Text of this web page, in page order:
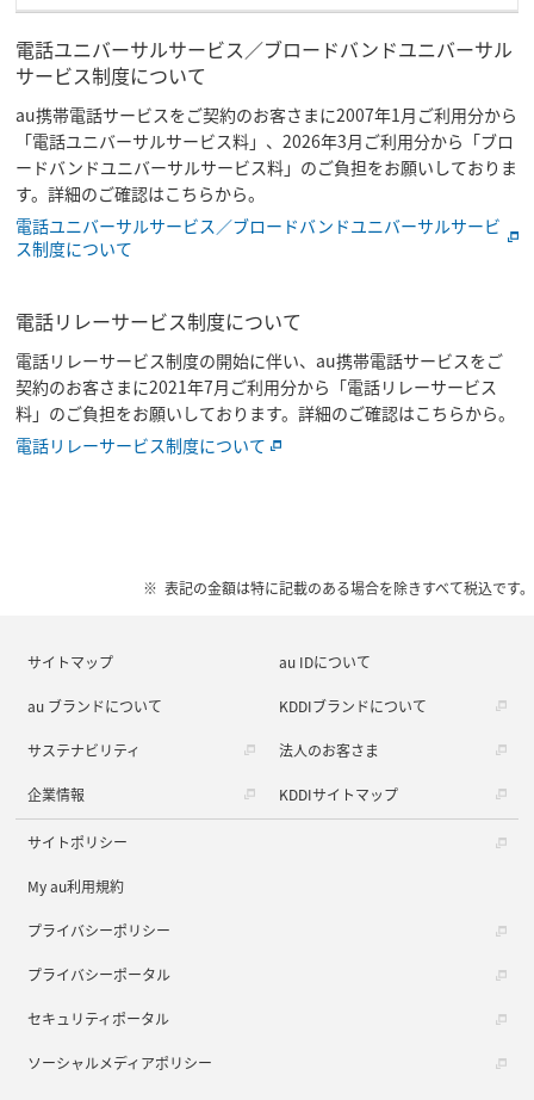
電話ユニバーサルサービス／ブロードバンドユニバーサル
サービス制度について
au携帯電話サービスをご契約のお客さまに2007年1月ご利用分から
「電話ユニバーサルサービス料」、2026年3月ご利用分から「ブロ
ードバンドユニバーサルサービス料」のご負担をお願いしておりま
す。詳細のご確認はこちらから。
電話ユニバーサルサービス／ブロードバンドユニバーサルサービ
ス制度について
電話リレーサービス制度について
電話リレーサービス制度の開始に伴い、au携帯電話サービスをご
契約のお客さまに2021年7月ご利用分から「電話リレーサービス
料」のご負担をお願いしております。詳細のご確認はこちらから。
電話リレーサービス制度について
表記の金額は特に記載のある場合を除きすべて税込です。
サイトマップ au IDについて
au ブランドについて KDDIブランドについて
サステナビリティ 法人のお客さま
企業情報 KDDIサイトマップ
サイトポリシー
My au利用規約
プライバシーポリシー
プライバシーポータル
セキュリティポータル
ソーシャルメディアポリシー